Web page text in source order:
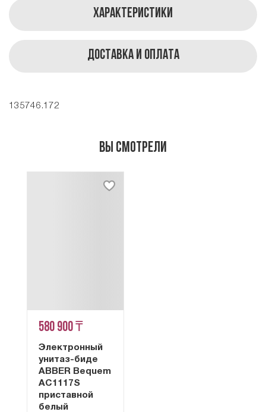
Характеристики
Доставка и оплата
135746.172
Вы смотрели
580 900 ₸
Электронный
унитаз-биде
ABBER Bequem
AC1117S
приставной
белый